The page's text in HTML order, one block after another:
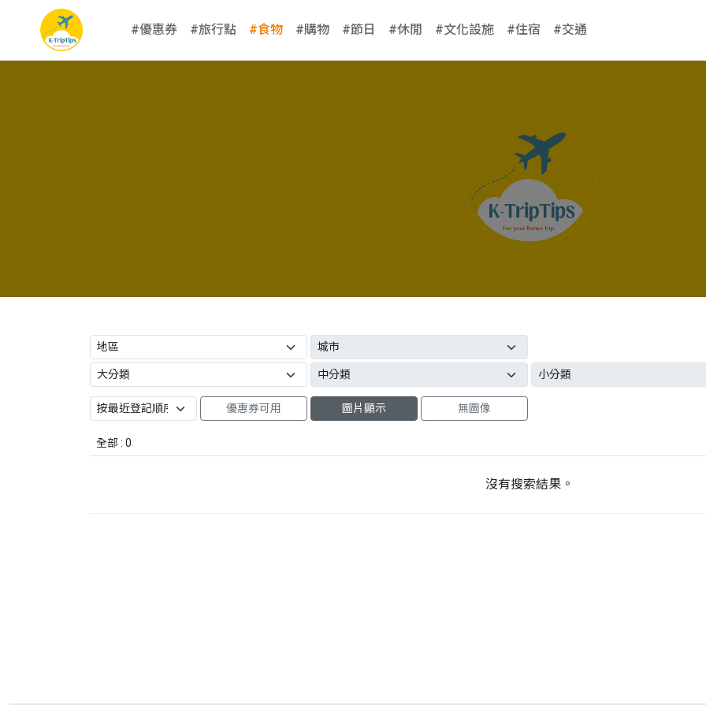
#優惠券 #旅行點 #食物 #購物 #節日 #休閒 #文化設施 #住宿 #交通
優惠券可用 圖片顯示 無圖像
全部 : 0
沒有搜索結果。